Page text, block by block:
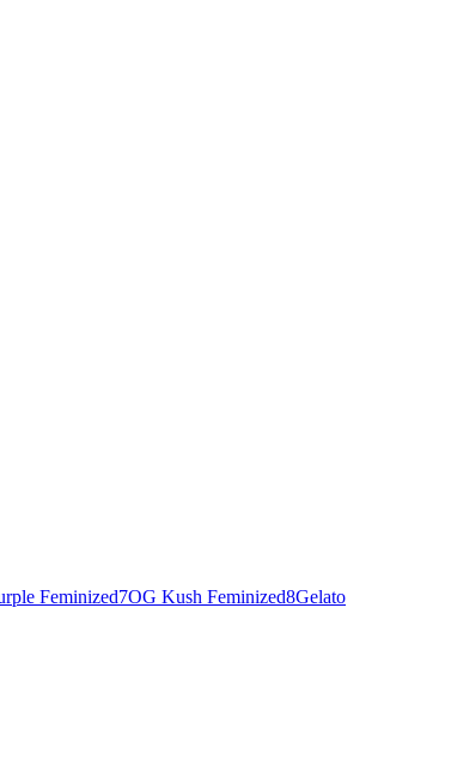
Feminized7OG Kush Feminized8Gelato